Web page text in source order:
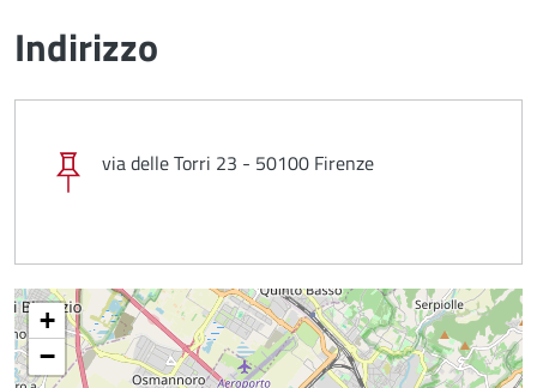
Indirizzo
via delle Torri 23 - 50100 Firenze
+
−